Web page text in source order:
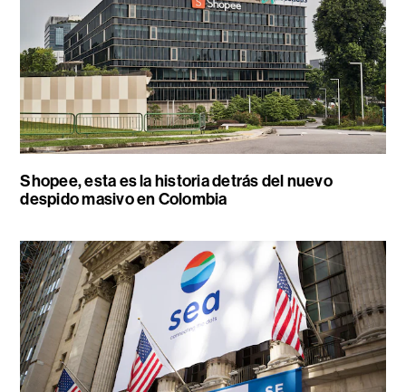
Shopee, esta es la historia detrás del nuevo
despido masivo en Colombia